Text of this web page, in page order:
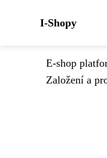
I-Shopy
E-shop
Založení a